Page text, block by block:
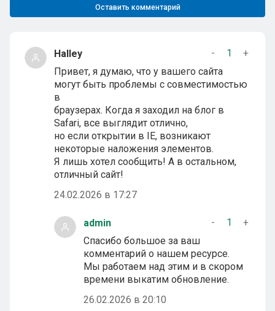
Оставить комментарий
Halley - 1
+
Привет, я думаю, что у вашего сайта
могут быть проблемы с совместимостью
в
браузерах. Когда я заходил на блог в
Safari, все выглядит отлично,
но если открытии в IE, возникают
некоторые наложения элементов.
Я лишь хотел сообщить! А в остальном,
отличный сайт!
24.02.2026 в 17:27
admin - 1
+
Спасибо большое за ваш
комментарий о нашем ресурсе.
Мы работаем над этим и в скором
времени выкатим обновление.
26.02.2026 в 20:10